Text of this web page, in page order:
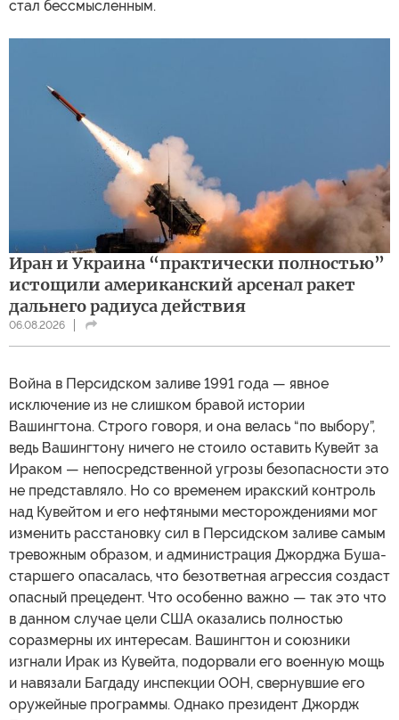
стал бессмысленным.
Иран и Украина “практически полностью”
истощили американский арсенал ракет
дальнего радиуса действия
06.08.2026
Война в Персидском заливе 1991 года — явное
исключение из не слишком бравой истории
Вашингтона. Строго говоря, и она велась “по выбору”,
ведь Вашингтону ничего не стоило оставить Кувейт за
Ираком — непосредственной угрозы безопасности это
не представляло. Но со временем иракский контроль
над Кувейтом и его нефтяными месторождениями мог
изменить расстановку сил в Персидском заливе самым
тревожным образом, и администрация Джорджа Буша-
старшего опасалась, что безответная агрессия создаст
опасный прецедент. Что особенно важно — так это что
в данном случае цели США оказались полностью
соразмерны их интересам. Вашингтон и союзники
изгнали Ирак из Кувейта, подорвали его военную мощь
и навязали Багдаду инспекции ООН, свернувшие его
оружейные программы. Однако президент Джордж